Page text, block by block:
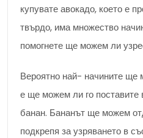
купувате авокадо, което е
твърдо, има множество
помогнете ще можем ли
Вероятно най- начините ще
е ще можем ли го поставите
банан. Бананът ще можем
подкрепя за узряването в